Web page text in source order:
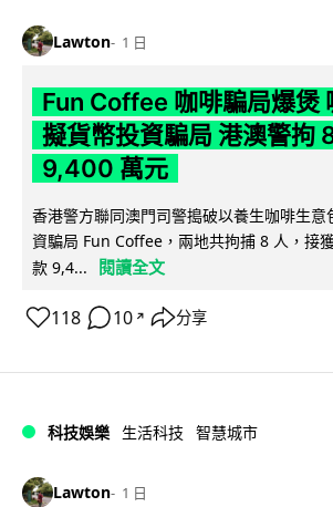
Lawton 1 日
Fun Coffee 咖啡騙局爆煲
擬貨幣投資騙局 港澳警拘
9,400 萬元
香港警方聯同澳門司警搗破以養生咖啡生意
資騙局 Fun Coffee，兩地共拘捕 8 人，接
款 9,4...
閱讀全文
118 10 ↗ 分享
科技娛樂 生活科技 智慧城市
Lawton 1 日